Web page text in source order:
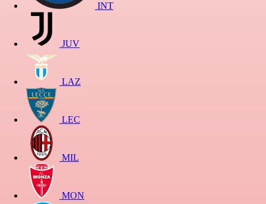
INT
JUV
LAZ
LEC
MIL
MON